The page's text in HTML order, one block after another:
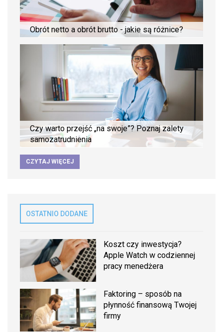
Obrót netto a obrót brutto - jakie są różnice?
Czy warto przejść „na swoje”? Poznaj zalety
samozatrudnienia
CZYTAJ WIĘCEJ
OSTATNIO DODANE
Koszt czy inwestycja?
Apple Watch w codziennej
pracy menedżera
Faktoring – sposób na
płynność finansową Twojej
firmy